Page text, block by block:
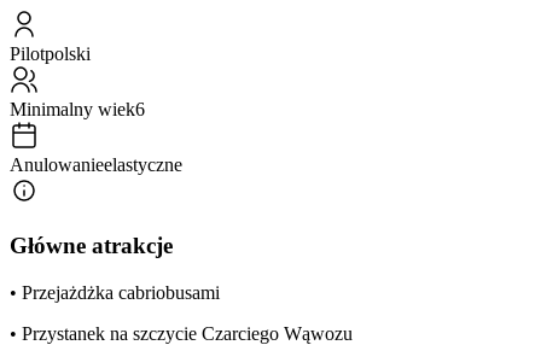
Pilotpolski
Minimalny wiek6
Anulowanieelastyczne
Główne atrakcje
• Przejażdżka cabriobusami
• Przystanek na szczycie Czarciego Wąwozu